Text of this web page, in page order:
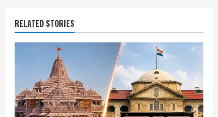
RELATED STORIES